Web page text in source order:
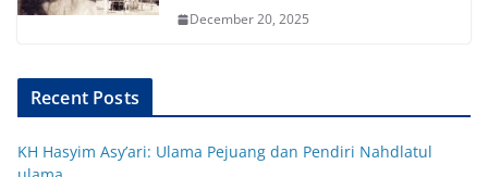
December 20, 2025
Recent Posts
KH Hasyim Asy’ari: Ulama Pejuang dan Pendiri Nahdlatul